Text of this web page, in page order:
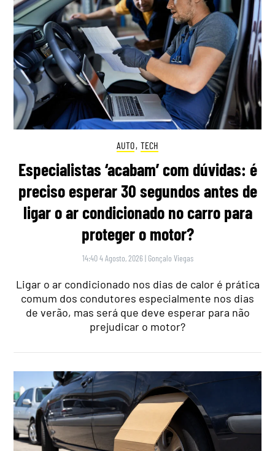
AUTO, TECH
Especialistas ‘acabam’ com dúvidas: é
preciso esperar 30 segundos antes de
ligar o ar condicionado no carro para
proteger o motor?
14:40 4 Agosto, 2026 | Gonçalo Viegas
Ligar o ar condicionado nos dias de calor é prática
comum dos condutores especialmente nos dias
de verão, mas será que deve esperar para não
prejudicar o motor?